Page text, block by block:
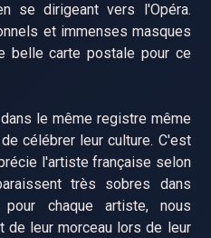
se dirigeant vers l'Opéra.
et immenses masques
belle carte postale pour ce
le même registre même
célébrer leur culture. C'est
l'artiste française selon
très sobres dans
pour chaque artiste, nous
de leur morceau lors de leur